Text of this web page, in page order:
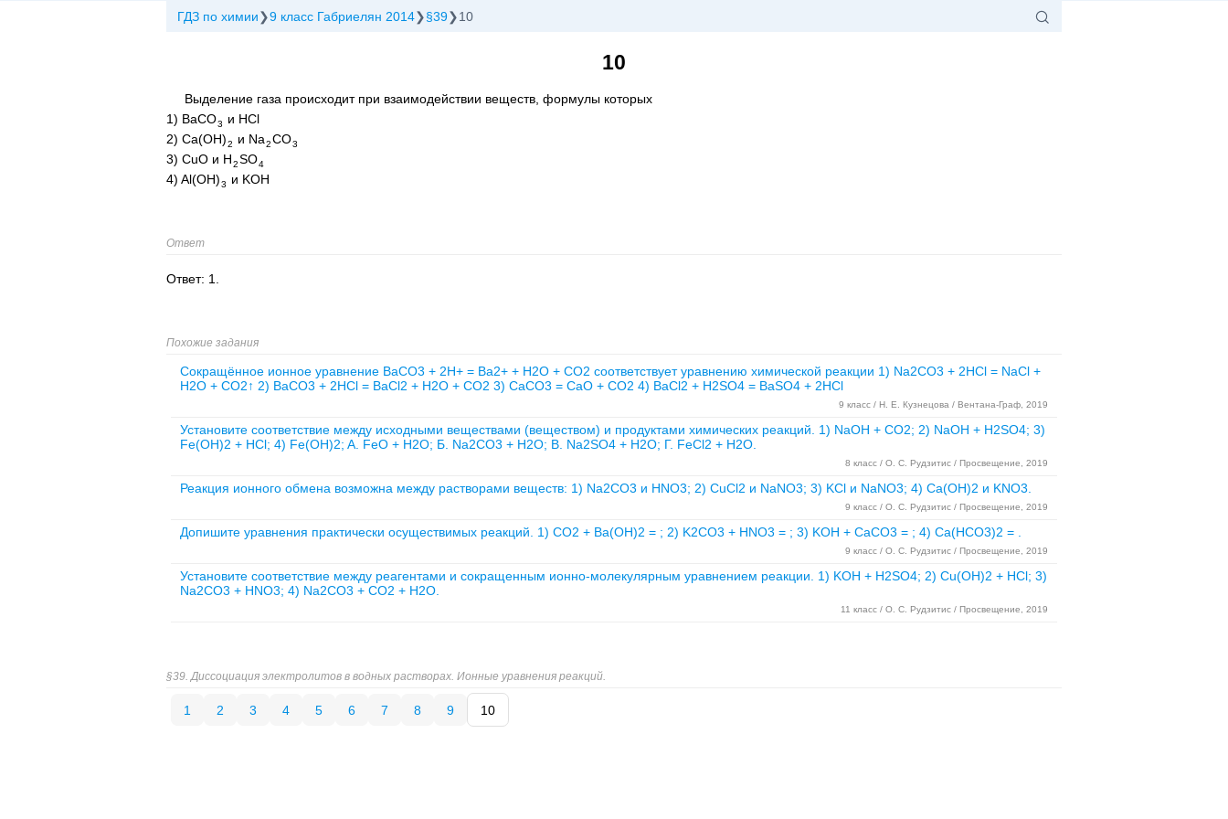
ГДЗ по химии 9 класс Габриелян 2014 §39 10
10
Выделение газа происходит при взаимодействии веществ, формулы которых
1) BaCO3
и HCl
2) Ca(OH)2 и Na2CO3
3) CuO и H2SO4
4) Al(OH)3 и KOH
Ответ
Ответ: 1.
Похожие задания
Сокращённое ионное уравнение BaCO3 + 2H+ = Ba2+ + H2O + CO2 соответствует уравнению химической реакции 1) Na2CO3 + 2HCl = NaCl +
H2O + CO2↑ 2) BaCO3 + 2HCl = BaCl2 + H2O + CO2 3) CaCO3 = CaO + CO2 4) BaCl2 + H2SO4 = BaSO4 + 2HCl
9 класс / Н. Е. Кузнецова / Вентана-Граф, 2019
Установите соответствие между исходными веществами (веществом) и продуктами химических реакций. 1) NaOH + CO2; 2) NaOH + H2SO4; 3)
Fe(OH)2 + HCl; 4) Fe(OH)2; A. FeO + H2O; Б. Na2CO3 + H2O; B. Na2SO4 + H2O; Г. FeCl2 + H2O.
8 класс / О. С. Рудзитис / Просвещение, 2019
Реакция ионного обмена возможна между растворами веществ: 1) Na2CO3 и HNO3; 2) CuCl2 и NaNO3; 3) KCl и NaNO3; 4) Ca(OH)2 и KNO3.
9 класс / О. С. Рудзитис / Просвещение, 2019
Допишите уравнения практически осуществимых реакций. 1) CO2 + Ba(OH)2 = ; 2) K2CO3 + HNO3 = ; 3) KOH + CaCO3 = ; 4) Ca(HCO3)2 = .
9 класс / О. С. Рудзитис / Просвещение, 2019
Установите соответствие между реагентами и сокращенным ионно-молекулярным уравнением реакции. 1) KOH + H2SO4; 2) Cu(OH)2 + HCl; 3)
Na2CO3 + HNO3; 4) Na2CO3 + CO2 + H2O.
11 класс / О. С. Рудзитис / Просвещение, 2019
§39. Диссоциация электролитов в водных растворах. Ионные уравнения реакций.
1 2 3 4 5 6 7 8 9 10